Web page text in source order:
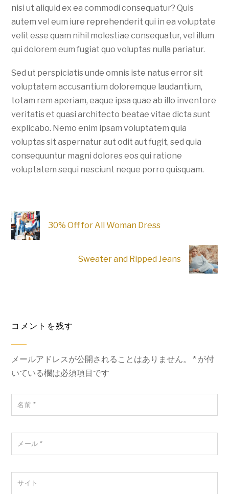
nisi ut aliquid ex ea commodi consequatur? Quis
autem vel eum iure reprehenderit qui in ea voluptate
velit esse quam nihil molestiae consequatur, vel illum
qui dolorem eum fugiat quo voluptas nulla pariatur.
Sed ut perspiciatis unde omnis iste natus error sit
voluptatem accusantium doloremque laudantium,
totam rem aperiam, eaque ipsa quae ab illo inventore
veritatis et quasi architecto beatae vitae dicta sunt
explicabo. Nemo enim ipsam voluptatem quia
voluptas sit aspernatur aut odit aut fugit, sed quia
consequuntur magni dolores eos qui ratione
voluptatem sequi nesciunt neque porro quisquam.
30% Off for All Woman Dress
Sweater and Ripped Jeans
コメントを残す
メールアドレスが公開されることはありません。 * が付
いている欄は必須項目です
名前 *
メール*
サイト